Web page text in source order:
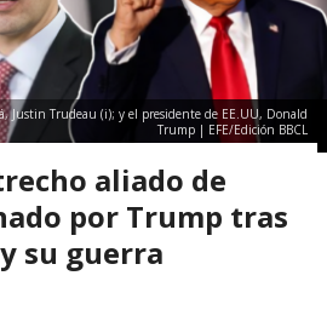
Justin Trudeau (i); y el presidente de EE.UU, Donald
Trump | EFE/Edición BBCL
aliado de
por Trump tras
su guerra